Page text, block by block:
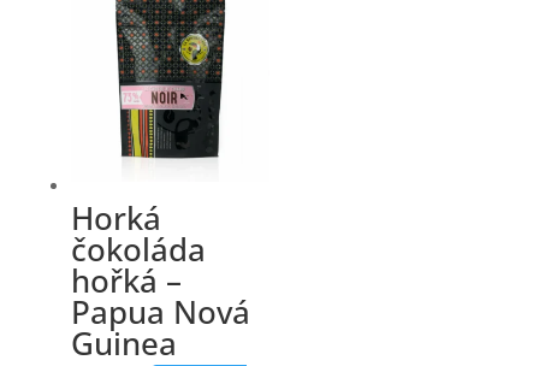
Horká
čokoláda
hořká –
Papua Nová
Guinea